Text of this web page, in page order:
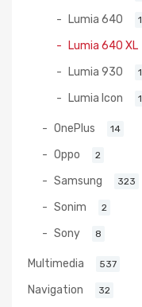
Lumia 640 1
Lumia 640 XL
Lumia 930 1
Lumia Icon 1
OnePlus 14
Oppo 2
Samsung 323
Sonim 2
Sony 8
Multimedia 537
Navigation 32